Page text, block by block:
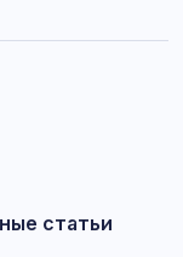
статьи